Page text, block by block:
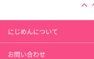
にじめんについて
お問い合わせ